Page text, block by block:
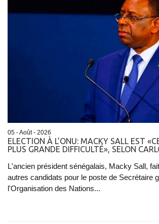
05 - Août - 2026
ELECTION À L'ONU: MACKY SALL EST
PLUS GRANDE DIFFICULTÉ», SELON
L'ancien président sénégalais, Macky Sall,
autres candidats pour le poste de Secrétaire
l'Organisation des Nations...